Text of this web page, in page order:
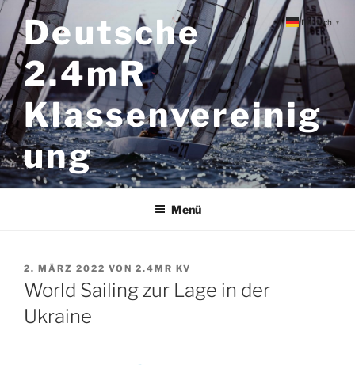
Zum
Inhalt
springenDeutsche
2.4mR
Klassenvereinig
ung
Menü
VERÖFFENTLICHT
AM
2. MÄRZ 2022 VON 2.4MR KV
World Sailing zur Lage in der
Ukraine
Deutsch ▼